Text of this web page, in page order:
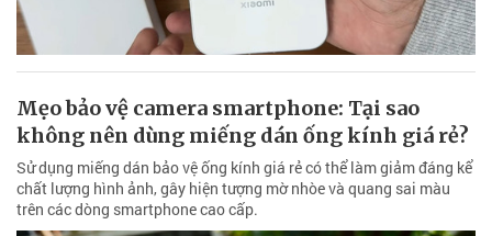
Mẹo bảo vệ camera smartphone: Tại sao
không nên dùng miếng dán ống kính giá rẻ?
Sử dụng miếng dán bảo vệ ống kính giá rẻ có thể làm giảm đáng kể
chất lượng hình ảnh, gây hiện tượng mờ nhòe và quang sai màu
trên các dòng smartphone cao cấp.